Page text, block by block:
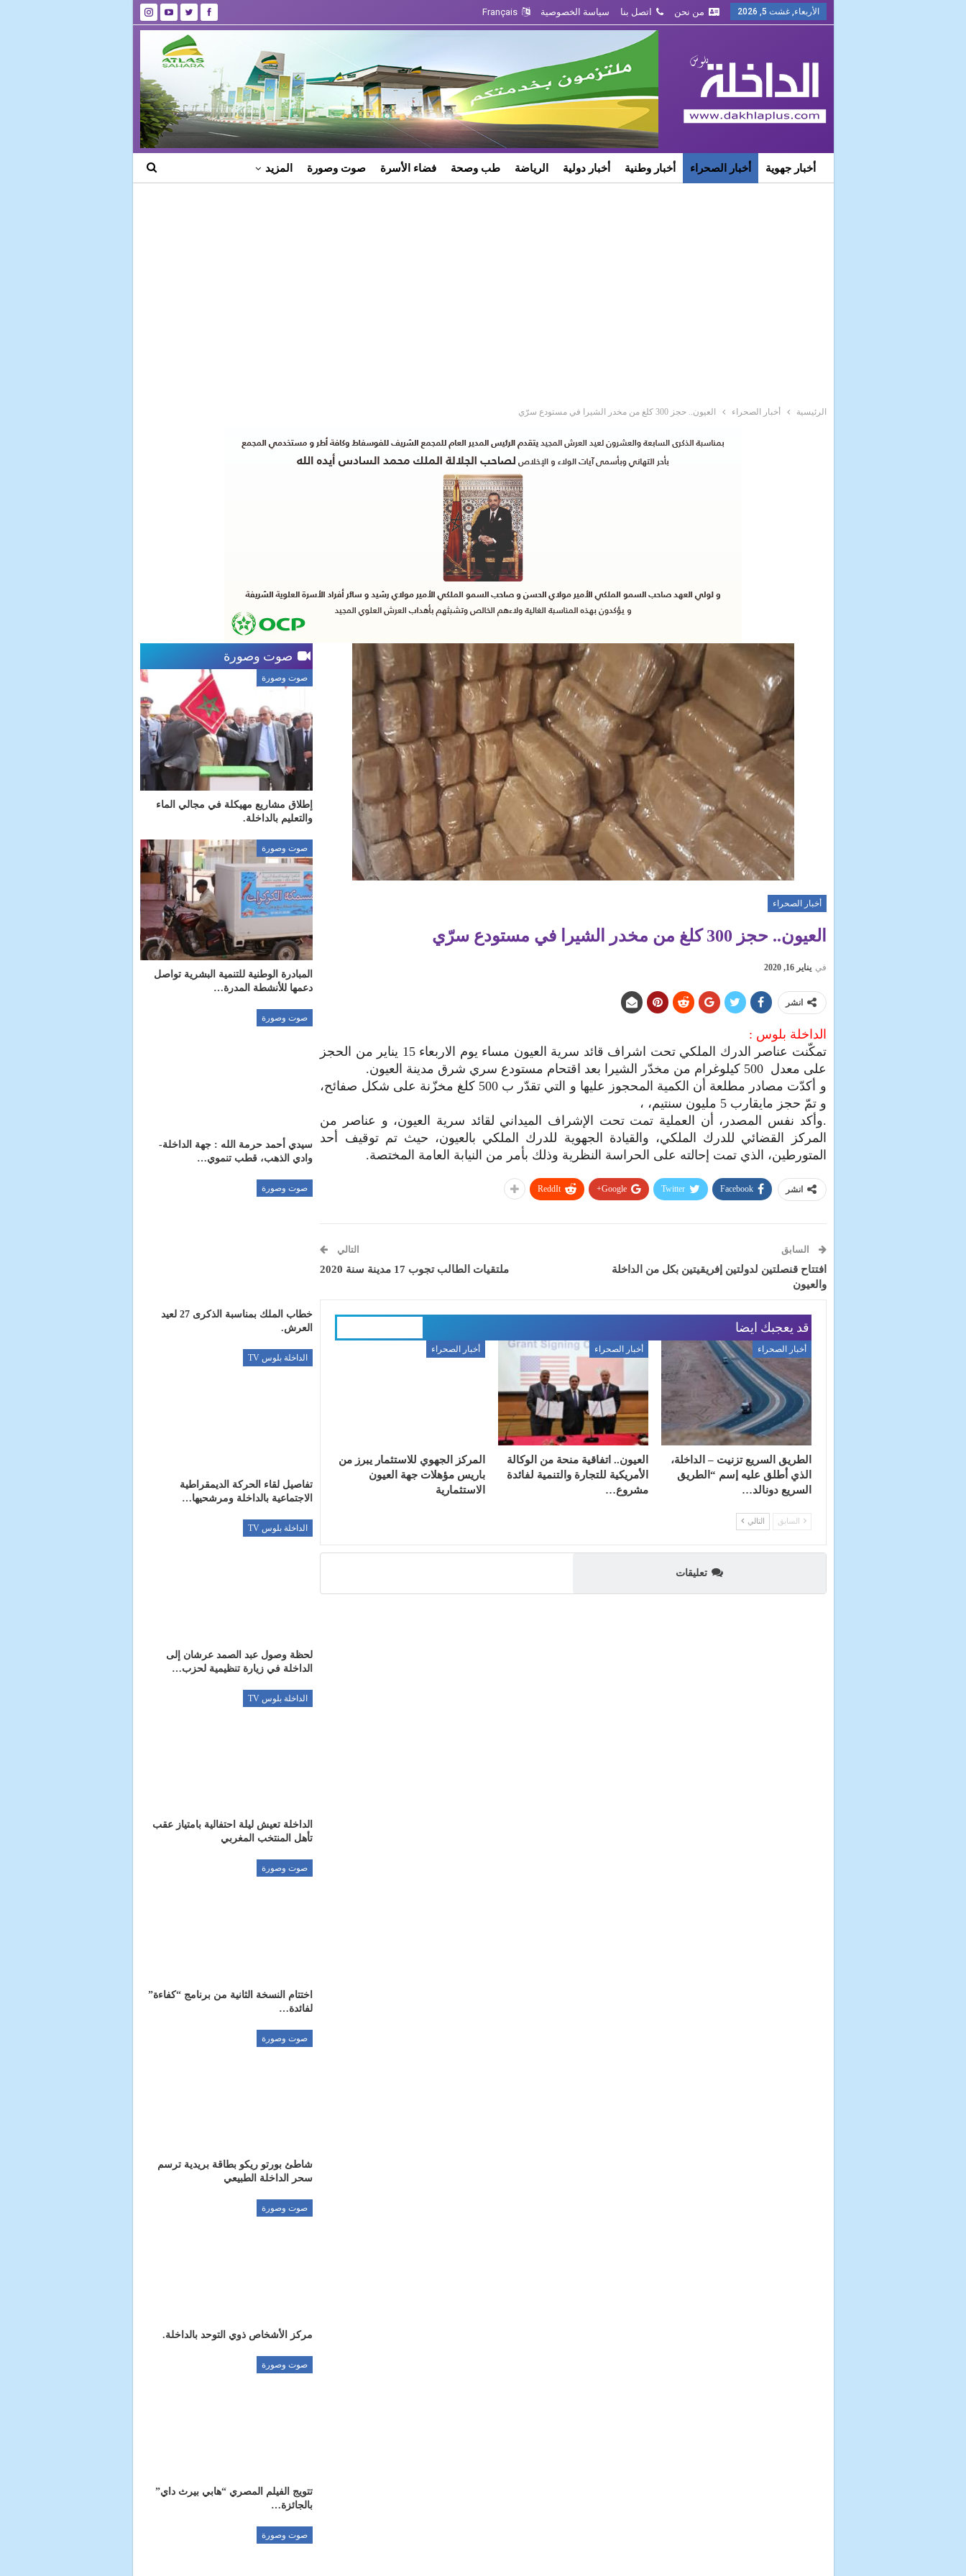
الأربعاء, غشت 5, 2026 من نحن اتصل بنا سياسة الخصوصية Français
أخبار جهوية أخبار الصحراء أخبار وطنية أخبار دولية الرياضة طب وصحة فضاء الأسرة صوت وصورة المزيد
الرئيسية أخبار الصحراء العيون.. حجز 300 كلغ من مخدر الشيرا في مستودع سرّي
أخبار الصحراء
العيون.. حجز 300 كلغ من مخدر الشيرا في مستودع سرّي
في يناير 16, 2020
انشر
الداخلة بلوس :
تمكّنت عناصر الدرك الملكي تحت اشراف قائد سرية العيون مساء يوم الاربعاء 15 يناير من الحجز
على معدل 500 كيلوغرام من مخدّر الشيرا بعد اقتحام مستودع سري شرق مدينة العيون.
و أكدّت مصادر مطلعة أن الكمية المحجوز عليها و التي تقدّر ب 500 كلغ مخزّنة على شكل صفائح،
و تمّ حجز مایقارب 5 ملیون سنتیم، ،
.وأكد نفس المصدر، أن العملیة تمت تحت الإشراف المیداني لقائد سریة العیون، و عناصر من
المركز القضائي للدرك الملكي، والقیادة الجھویة للدرك الملكي بالعیون، حیث تم توقیف أحد
المتورطین، الذي تمت إحالته على الحراسة النظریة وذلك بأمر من النیابة العامة المختصة.
انشر Facebook
Twitter
Google+
ReddIt
السابق
افتتاح قنصلتين لدولتين إفريقيتين بكل من الداخلة
والعيون
التالي
ملتقيات الطالب تجوب 17 مدينة سنة 2020
قد يعجبك ايضا
أخبار الصحراء
الطريق السريع تزنيت – الداخلة،
الذي أطلق عليه إسم “الطريق
السريع دونالد…
أخبار الصحراء
العيون.. اتفاقية منحة من الوكالة
الأمريكية للتجارة والتنمية لفائدة
مشروع…
أخبار الصحراء
المركز الجهوي للاستثمار يبرز من
باريس مؤهلات جهة العيون
الاستثمارية
السابق التالي
تعليقات
صوت وصورة
صوت وصورة
إطلاق مشاريع مهيكلة في مجالي الماء
والتعليم بالداخلة.
صوت وصورة
المبادرة الوطنية للتنمية البشرية تواصل
دعمها للأنشطة المدرة…
صوت وصورة
سيدي أحمد حرمة الله : جهة الداخلة-
وادي الذهب، قطب تنموي…
صوت وصورة
خطاب الملك بمناسبة الذكرى 27 لعيد
العرش.
الداخلة بلوس TV
تفاصيل لقاء الحركة الديمقراطية
الاجتماعية بالداخلة ومرشحيها…
الداخلة بلوس TV
لحظة وصول عبد الصمد عرشان إلى
الداخلة في زيارة تنظيمية لحزب…
الداخلة بلوس TV
الداخلة تعيش ليلة احتفالية بامتياز عقب
تأهل المنتخب المغربي
صوت وصورة
اختتام النسخة الثانية من برنامج “كفاءة”
لفائدة…
صوت وصورة
شاطئ بورتو ريكو بطاقة بريدية ترسم
سحر الداخلة الطبيعي
صوت وصورة
مركز الأشخاص ذوي التوحد بالداخلة.
صوت وصورة
تتويج الفيلم المصري “هابي بيرث داي”
بالجائزة…
صوت وصورة